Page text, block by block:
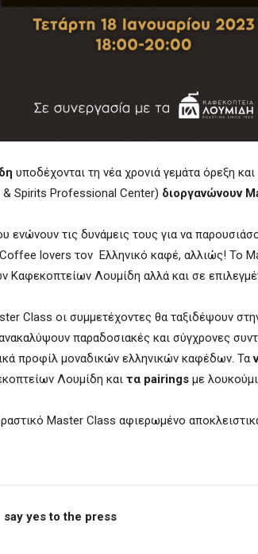
υποδέχονται τη νέα χρονιά γεμάτα όρεξη
& Spirits Professional Center) διοργανώνουν
τις δυνάμεις τους για να
lovers τον Ελληνικό καφέ, αλλιώς! Το
Καφεκοπτείων Λουμίδη αλλά και σε
Class οι συμμετέχοντες θα ταξιδέψουν
παραδοσιακές και σύγχρονες
προφίλ μοναδικών ελληνικών καφέδων. Τα
Λουμίδη και τα pairings με
Μaster Class αφιερωμένο
say yes to the press